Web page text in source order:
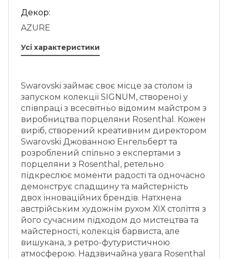
Декор:
AZURE
Усі характеристики
Swarovski займає своє місце за столом із
запуском колекції SIGNUM, створеної у
співпраці з всесвітньо відомим майстром з
виробництва порцеляни Rosenthal. Кожен
виріб, створений креативним директором
Swarovski Джованною Енгельберт та
розроблений спільно з експертами з
порцеляни з Rosenthal, ретельно
підкреслює моменти радості та одночасно
демонструє спадщину та майстерність
двох інноваційних брендів. Натхнена
австрійським художнім рухом ХІХ століття з
його сучасним підходом до мистецтва та
майстерності, колекція барвиста, але
вишукана, з ретро-футуристичною
атмосферою. Надзвичайна увага Rosenthal